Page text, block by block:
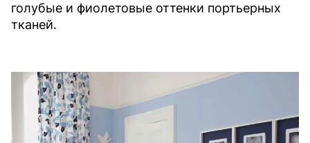
голубые и фиолетовые оттенки портьерных
тканей.